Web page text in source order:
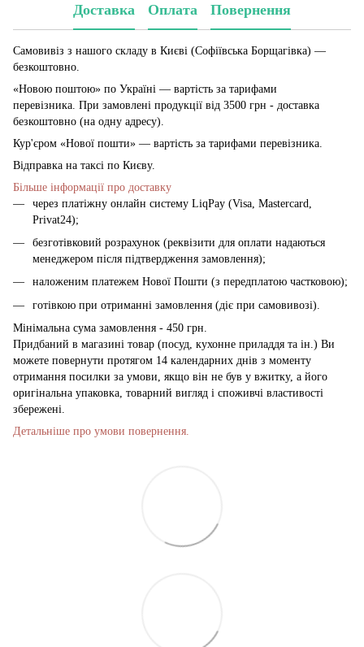
Доставка Оплата Повернення
Самовивіз з нашого складу в Києві (Софіївська Борщагівка) —
безкоштовно.
«Новою поштою» по Україні — вартість за тарифами
перевізника. При замовлені продукції від 3500 грн - доставка
безкоштовно (на одну адресу).
Кур'єром «Нової пошти» — вартість за тарифами перевізника.
Відправка на таксі по Києву.
Більше інформації про доставку
через платіжну онлайн систему LiqPay (Visa, Mastercard,
Privat24);
безготівковий розрахунок (реквізити для оплати надаються
менеджером після підтвердження замовлення);
наложеним платежем Нової Пошти (з передплатою частковою);
готівкою при отриманні замовлення (діє при самовивозі).
Мінімальна сума замовлення - 450 грн.
Придбаний в магазині товар (посуд, кухонне приладдя та ін.) Ви
можете повернути протягом 14 календарних днів з моменту
отримання посилки за умови, якщо він не був у вжитку, а його
оригінальна упаковка, товарний вигляд і споживчі властивості
збережені.
Детальніше про умови повернення.